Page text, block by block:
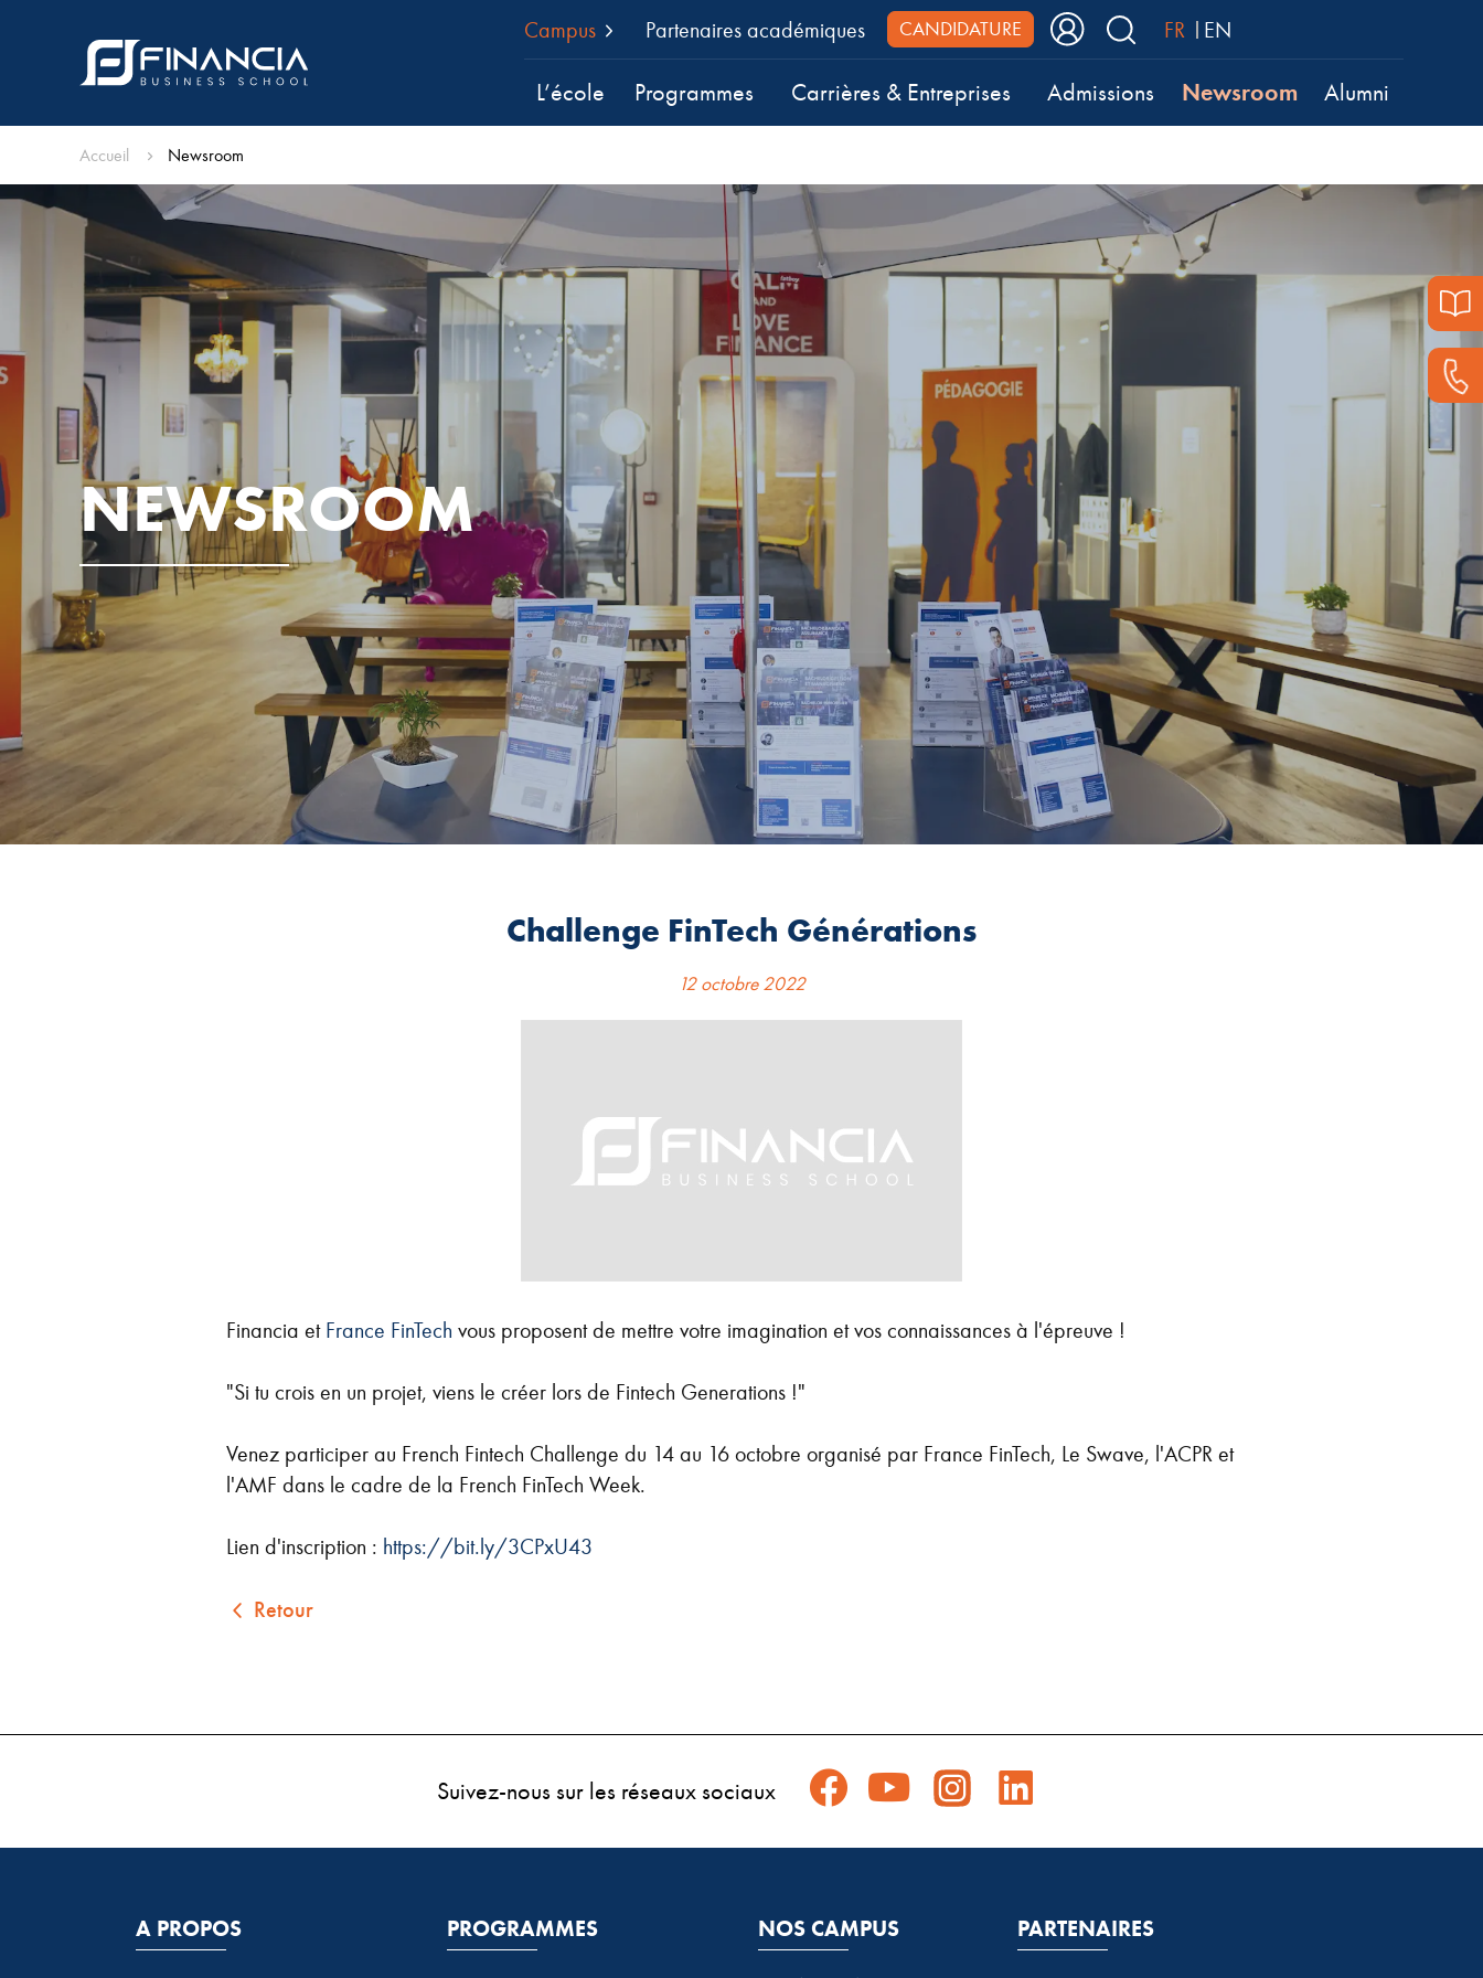
Campus Partenaires académiques CANDIDATURE FR EN
L’école Programmes Carrières & Entreprises Admissions Newsroom Alumni
Accueil Newsroom
NEWSROOM
Challenge FinTech Générations
12 octobre 2022
Financia et France FinTech vous proposent de mettre votre imagination et vos connaissances à l'épreuve !
"Si tu crois en un projet, viens le créer lors de Fintech Generations !"
Venez participer au French Fintech Challenge du 14 au 16 octobre organisé par France FinTech, Le Swave, l'ACPR et
l'AMF dans le cadre de la French FinTech Week.
Lien d'inscription : https://bit.ly/3CPxU43
Retour
Suivez-nous sur les réseaux sociaux
A PROPOS PROGRAMMES NOS CAMPUS PARTENAIRES